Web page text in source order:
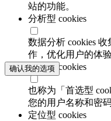
站的功能。
分析型 cookies
数据分析 cookies 收
作，优化用户的体验
功能性 cookies
也称为「首选型
您的用户名称和密码
定位型 cookies
确认我的选项